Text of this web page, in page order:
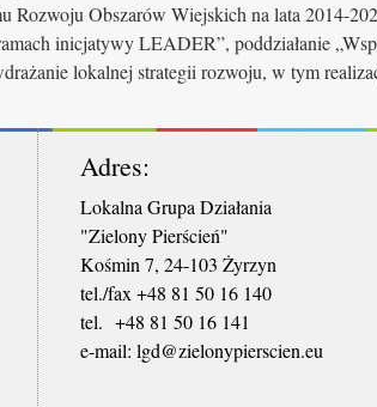
Rozwoju Obszarów Wiejskich na lata 2014-
inicjatywy LEADER”, poddziałanie
lokalnej strategii rozwoju, w tym
Adres:
Lokalna Grupa Działania
"Zielony Pierścień"
Kośmin 7, 24-103 Żyrzyn
tel./fax +48 81 50 16 140
tel. +48 81 50 16 141
​e-mail: lgd@zielonypierscien.eu